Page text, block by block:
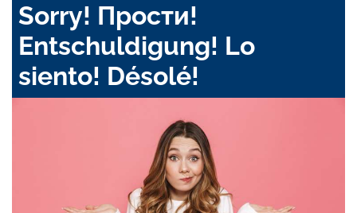
Sorry! Прости!
Entschuldigung! Lo
siento! Désolé!